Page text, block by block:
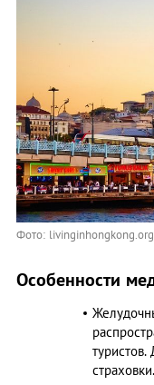
Фото: livinginhongkong.org
Особенности
туристов.
страховки.